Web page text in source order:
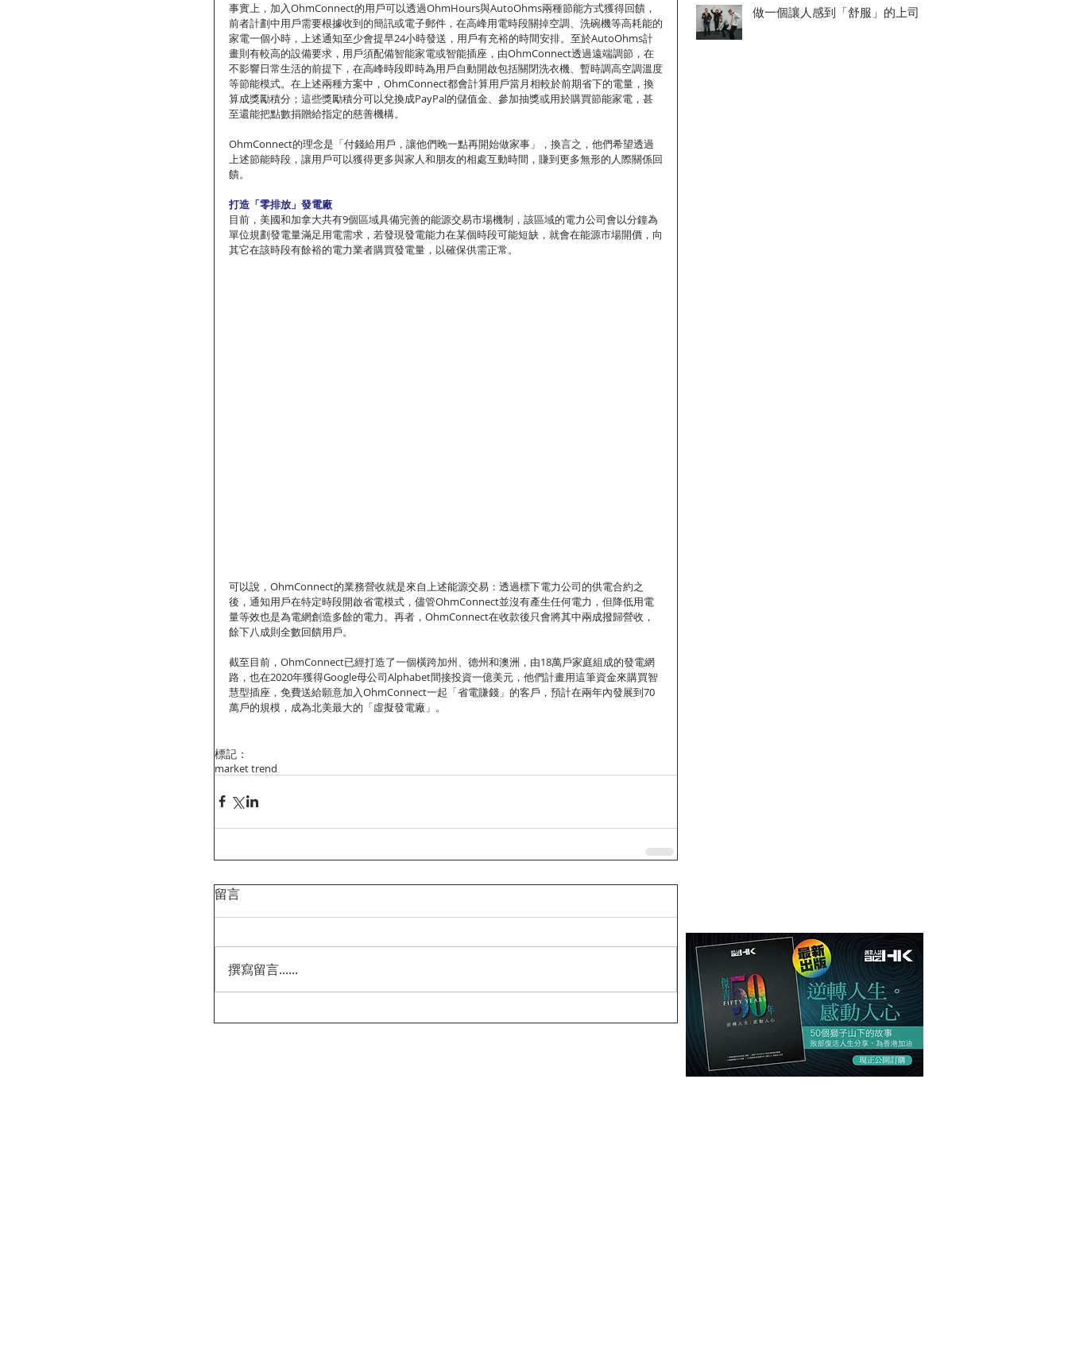
事實上，加入OhmConnect的用戶可以透過OhmHours與AutoOhms兩種節能方式獲得回饋，
前者計劃中用戶需要根據收到的簡訊或電子郵件，在高峰用電時段關掉空調、洗碗機等高耗能的
家電一個小時，上述通知至少會提早24小時發送，用戶有充裕的時間安排。至於AutoOhms計
畫則有較高的設備要求，用戶須配備智能家電或智能插座，由OhmConnect透過遠端調節，在
不影響日常生活的前提下，在高峰時段即時為用戶自動開啟包括關閉洗衣機、暫時調高空調溫度
等節能模式。在上述兩種方案中，OhmConnect都會計算用戶當月相較於前期省下的電量，換
算成獎勵積分；這些獎勵積分可以兌換成PayPal的儲值金、參加抽獎或用於購買節能家電，甚
至還能把點數捐贈給指定的慈善機構。
OhmConnect的理念是「付錢給用戶，讓他們晚一點再開始做家事」，換言之，他們希望透過
上述節能時段，讓用戶可以獲得更多與家人和朋友的相處互動時間，賺到更多無形的人際關係回
饋。
打造「零排放」發電廠
目前，美國和加拿大共有9個區域具備完善的能源交易市場機制，該區域的電力公司會以分鐘為
單位規劃發電量滿足用電需求，若發現發電能力在某個時段可能短缺，就會在能源市場開價，向
其它在該時段有餘裕的電力業者購買發電量，以確保供需正常。
可以說，OhmConnect的業務營收就是來自上述能源交易：透過標下電力公司的供電合約之
後，通知用戶在特定時段開啟省電模式，儘管OhmConnect並沒有產生任何電力，但降低用電
量等效也是為電網創造多餘的電力。再者，OhmConnect在收款後只會將其中兩成撥歸營收，
餘下八成則全數回饋用戶。
截至目前，OhmConnect已經打造了一個橫跨加州、德州和澳洲，由18萬戶家庭組成的發電網
路，也在2020年獲得Google母公司Alphabet間接投資一億美元，他們計畫用這筆資金來購買智
慧型插座，免費送給願意加入OhmConnect一起「省電賺錢」的客戶，預計在兩年內發展到70
萬戶的規模，成為北美最大的「虛擬發電廠」。
標記：
market trend
留言
撰寫留言......
做一個讓人感到「舒服」的上司